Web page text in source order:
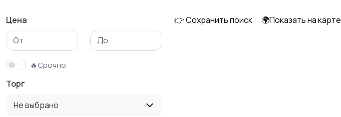
Столы и стулья Текстиль и ковры
Цена
🔥Срочно
Торг
Не выбрано
👉 Сохранить поиск 🌍Показать на карте